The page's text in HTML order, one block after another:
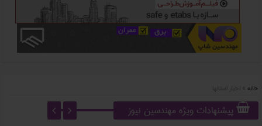
خانه
پیشنهادات ویژه مهندسین نیوز